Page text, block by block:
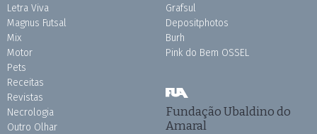
Letra Viva
Magnus Futsal
Mix
Motor
Pets
Receitas
Revistas
Necrologia
Outro Olhar
Grafsul
Depositphotos
Burh
Pink do Bem OSSEL
Fundação Ubaldino do
Amaral